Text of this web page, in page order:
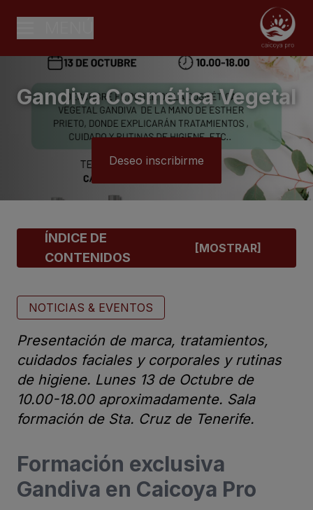
Gandiva Cosmética Vegetal
Deseo inscribirme
ÍNDICE DE
CONTENIDOS
NOTICIAS & EVENTOS
Presentación de marca, tratamientos,
cuidados faciales y corporales y rutinas
de higiene. Lunes 13 de Octubre de
10.00-18.00 aproximadamente. Sala
formación de Sta. Cruz de Tenerife.
Formación exclusiva
Gandiva en Caicoya Pro